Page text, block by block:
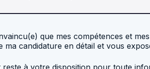
que mes compétences et
candidature en détail et vous
à votre disposition pour toute